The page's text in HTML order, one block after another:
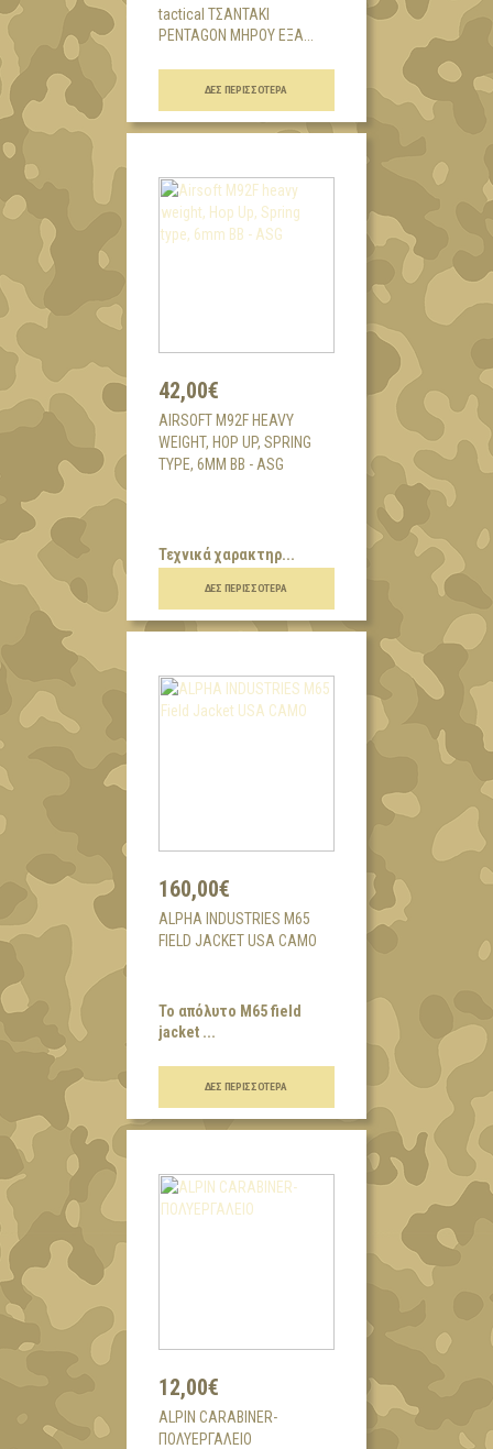
tactical ΤΣΑΝΤΑΚΙ
PENTAGON ΜΗΡΟΥ ΕΞΑ...
ΔΕΣ ΠΕΡΙΣΣΌΤΕΡΑ
42,00€
AIRSOFT M92F HEAVY
WEIGHT, HOP UP, SPRING
TYPE, 6MM BB - ASG
Τεχνικά χαρακτηρ...
ΔΕΣ ΠΕΡΙΣΣΌΤΕΡΑ
160,00€
ALPHA INDUSTRIES M65
FIELD JACKET USA CAMO
Το απόλυτο Μ65 field
jacket ...
ΔΕΣ ΠΕΡΙΣΣΌΤΕΡΑ
12,00€
ALPIN CARABINER-
ΠΟΛΥΕΡΓΑΛΕΙΟ